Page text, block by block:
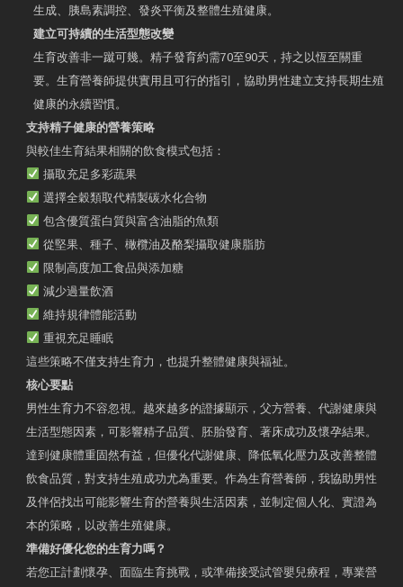
生成、胰島素調控、發炎平衡及整體生殖健康。
建立可持續的生活型態改變
生育改善非一蹴可幾。精子發育約需70至90天，持之以恆至關重
要。生育營養師提供實用且可行的指引，協助男性建立支持長期生殖
健康的永續習慣。
支持精子健康的營養策略
與較佳生育結果相關的飲食模式包括：
攝取充足多彩蔬果
選擇全穀類取代精製碳水化合物
包含優質蛋白質與富含油脂的魚類
從堅果、種子、橄欖油及酪梨攝取健康脂肪
限制高度加工食品與添加糖
減少過量飲酒
維持規律體能活動
重視充足睡眠
這些策略不僅支持生育力，也提升整體健康與福祉。
核心要點
男性生育力不容忽視。越來越多的證據顯示，父方營養、代謝健康與
生活型態因素，可影響精子品質、胚胎發育、著床成功及懷孕結果。
達到健康體重固然有益，但優化代謝健康、降低氧化壓力及改善整體
飲食品質，對支持生殖成功尤為重要。作為生育營養師，我協助男性
及伴侶找出可能影響生育的營養與生活因素，並制定個人化、實證為
本的策略，以改善生殖健康。
準備好優化您的生育力嗎？
若您正計劃懷孕、面臨生育挑戰，或準備接受試管嬰兒療程，專業營